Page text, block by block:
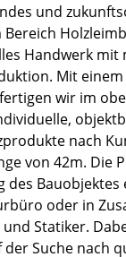
und
Handwerk mit
Mit einem
wir im
nach
von 42m. Die
des Bauobjektes
oder in
Statiker.
Suche nach